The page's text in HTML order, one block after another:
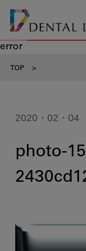
error
TOP >
2020・02・04
photo-